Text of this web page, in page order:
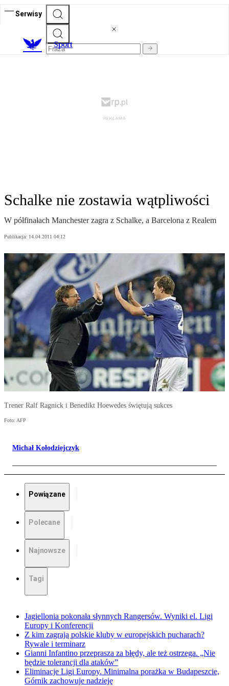
Serwisy
Sport
Schalke nie zostawia wątpliwości
W półfinałach Manchester zagra z Schalke, a Barcelona z Realem
Publikacja: 14.04.2011 04:12
Trener Ralf Ragnick i Benedikt Hoewedes świętują sukces
Foto: AFP
Michał Kołodziejczyk
Powiązane
Polecane
Najnowsze
Tagi
Jagiellonia pokonała słynnych Rangersów. Wyniki el. Ligi
Europy i Konferencji
Z kim zagrają polskie kluby w europejskich pucharach?
Rywale i terminarz
Gianni Infantino przeprasza za błędy, ale też ostrzega. „Nie
będzie tolerancji dla ataków”
Eliminacje Ligi Europy. Minimalna porażka w Budapeszcie,
Górnik zachowuje nadzieję